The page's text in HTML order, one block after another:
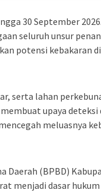
30 September
seluruh unsur
potensi kebakaran
serta lahan
upaya deteksi
meluasnya
Daerah (BPBD)
menjadi dasar